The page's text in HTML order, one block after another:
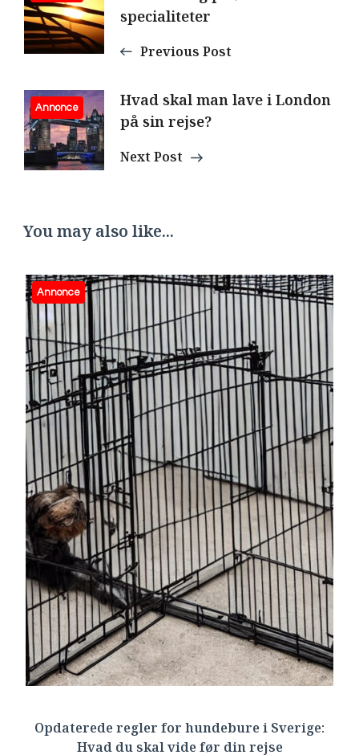
Navigation
specialiteter
Previous Post
Annonce
Hvad skal man lave i London
på sin rejse?
Next Post
You may also like...
Annonce
Opdaterede regler for hundebure i Sverige:
Hvad du skal vide før din rejse